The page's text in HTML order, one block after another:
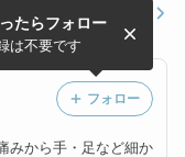
)つるぎんドット来～
防まつり２０１９
みから手・足など細か
たらフォロー
は不要です
フォロー